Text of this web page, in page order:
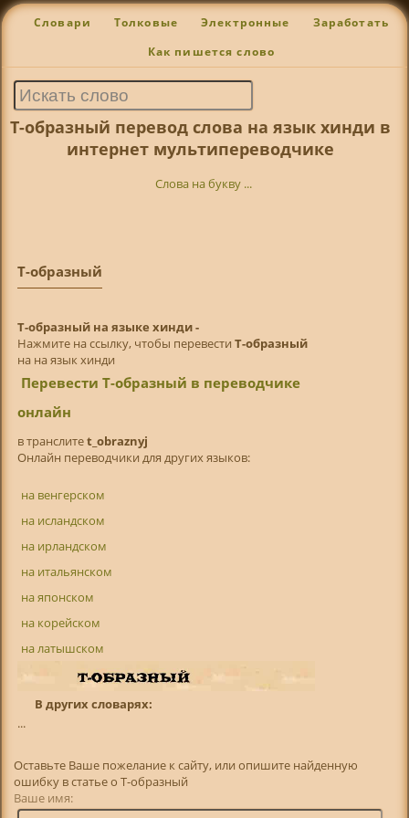
Словари Толковые Электронные Заработать
Как пишется слово
Т-образный перевод слова на язык хинди в
интернет мультипереводчике
Слова на букву ...
Т-образный
Т-образный на языке хинди -
Нажмите на ссылку, чтобы перевести Т-образный
на на язык хинди
Перевести Т-образный в переводчике
онлайн
в транслитet_obraznyj
Онлайн переводчики для других языков:
на венгерском
на исландском
на ирландском
на итальянском
на японском
на корейском
на латышском
В других словарях:
...
Оставьте Ваше пожелание к сайту, или опишите найденную
ошибку в статье о Т-образный
Ваше имя: